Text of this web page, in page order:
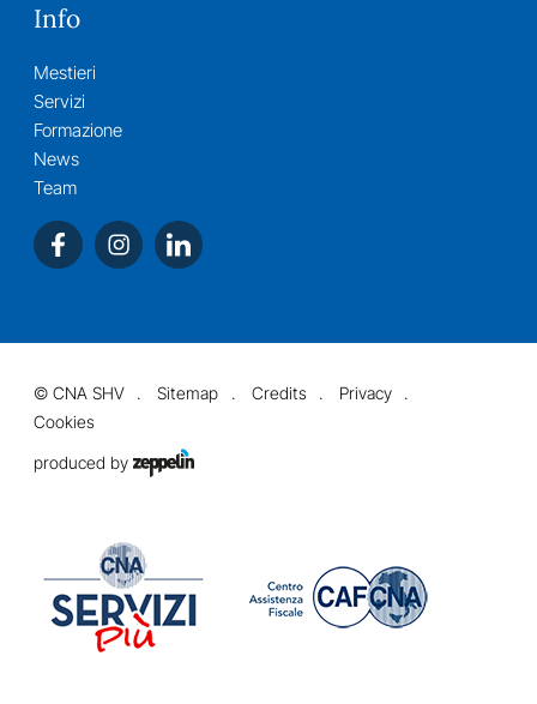
Info
Mestieri
Servizi
Formazione
News
Team
©CNA SHV Sitemap Credits
Privacy
Cookies
produced by